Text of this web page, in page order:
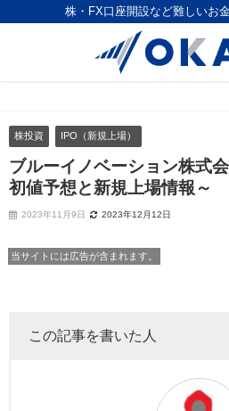
株・FX口座開設など難しいお
株投資 IPO（新規上場）
ブルーイノベーション株式
初値予想と新規上場情報～
2023年11月9日 2023年12月12日
当サイトには広告が含まれます。
この記事を書いた人